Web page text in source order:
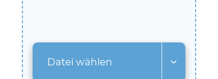
Datei wählen